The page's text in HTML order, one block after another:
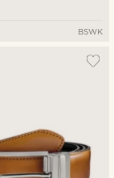
BSWK